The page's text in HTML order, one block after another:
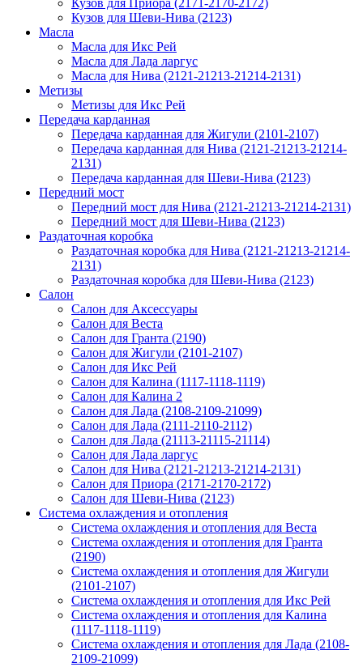
Кузов для Приора (2171-2170-2172)
Кузов для Шеви-Нива (2123)
Масла
Масла для Икс Рей
Масла для Лада ларгус
Масла для Нива (2121-21213-21214-2131)
Метизы
Метизы для Икс Рей
Передача карданная
Передача карданная для Жигули (2101-2107)
Передача карданная для Нива (2121-21213-21214-
2131)
Передача карданная для Шеви-Нива (2123)
Передний мост
Передний мост для Нива (2121-21213-21214-2131)
Передний мост для Шеви-Нива (2123)
Раздаточная коробка
Раздаточная коробка для Нива (2121-21213-21214-
2131)
Раздаточная коробка для Шеви-Нива (2123)
Салон
Салон для Аксессуары
Салон для Веста
Салон для Гранта (2190)
Салон для Жигули (2101-2107)
Салон для Икс Рей
Салон для Калина (1117-1118-1119)
Салон для Калина 2
Салон для Лада (2108-2109-21099)
Салон для Лада (2111-2110-2112)
Салон для Лада (21113-21115-21114)
Салон для Лада ларгус
Салон для Нива (2121-21213-21214-2131)
Салон для Приора (2171-2170-2172)
Салон для Шеви-Нива (2123)
Система охлаждения и отопления
Система охлаждения и отопления для Веста
Система охлаждения и отопления для Гранта
(2190)
Система охлаждения и отопления для Жигули
(2101-2107)
Система охлаждения и отопления для Икс Рей
Система охлаждения и отопления для Калина
(1117-1118-1119)
Система охлаждения и отопления для Лада (2108-
2109-21099)